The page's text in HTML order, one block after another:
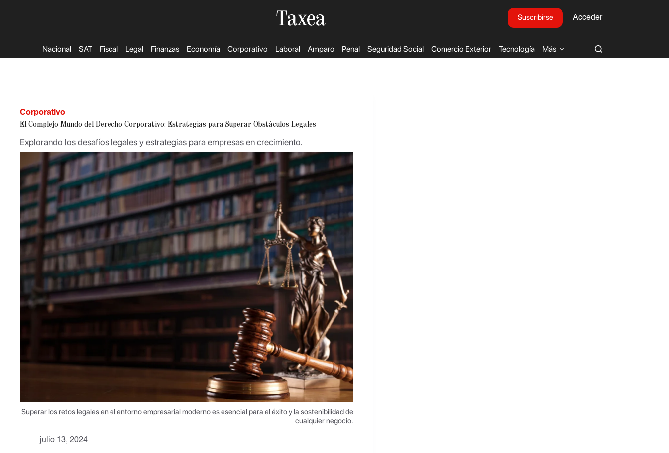
Suscribirse Acceder
Nacional SAT Fiscal Legal Finanzas Economía Corporativo Laboral Amparo Penal Seguridad Social Comercio Exterior Tecnología Más
Corporativo
El Complejo Mundo del Derecho Corporativo: Estrategias para Superar Obstáculos Legales
Explorando los desafíos legales y estrategias para empresas en crecimiento.
Superar los retos legales en el entorno empresarial moderno es esencial para el éxito y la sostenibilidad de
cualquier negocio.
julio 13, 2024